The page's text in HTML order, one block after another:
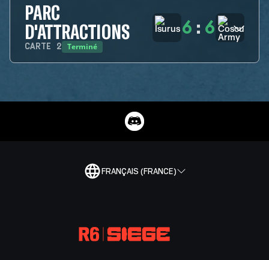
PARC
D'ATTRACTIONS
CARTE 2 Terminé
6 : 6
FRANÇAIS (FRANCE)